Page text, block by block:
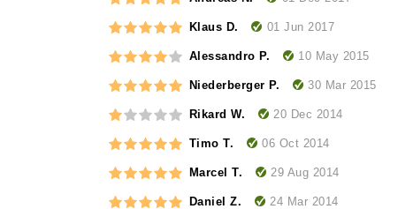
Klaus D. 01 Jun 2017
Alessandro P. 10 May 2015
Niederberger P. 30 Mar 2015
Rikard W. 20 Dec 2014
Timo T. 06 Oct 2014
Marcel T. 29 Aug 2014
Daniel Z. 24 Mar 2014